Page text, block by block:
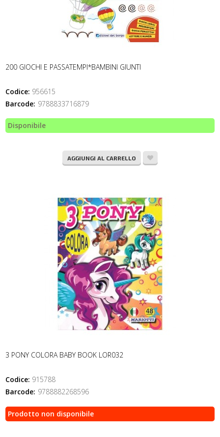
200 GIOCHI E PASSATEMPI*BAMBINI GIUNTI
Codice: 956615
Barcode: 9788833716879
Disponibile
AGGIUNGI AL CARRELLO
3 PONY COLORA BABY BOOK LOR032
Codice: 915788
Barcode: 9788882268596
Prodotto non disponibile